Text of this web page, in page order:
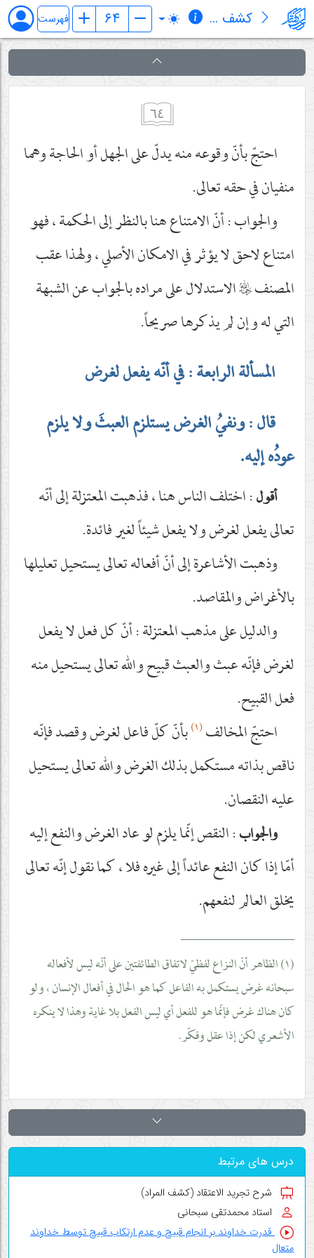
کشف المراد في شرح تجرید الإعتقاد (قسم الإلهیات) فهرست
٦٤
احتجّ بأنّ وقوعه منه يدلّ على الجهل أو الحاجة وهما
منفيان في حقه تعالى.
والجواب : أنّ الامتناع هنا بالنظر إلى الحكمة ، فهو
امتناع لاحق لا يؤثر في الامكان الأصلي ، ولهذا عقب
المصنفرحمه‌اللهالاستدلال على مراده بالجواب عن الشبهة
التي له وإن لم يذكرها صريحاً.
المسألة الرابعة : في أنّه يفعل لغرض
قال : ونفيُ الغرض يستلزم العبثَ ولا يلزم
عودُه إليه.
أقول: اختلف الناس هنا ، فذهبت المعتزلة إلى أنّه
تعالى يفعل لغرض ولا يفعل شيئاً لغير فائدة.
وذهبت الأشاعرة إلى أنّ أفعاله تعالى يستحيل تعليلها
بالأغراض والمقاصد.
والدليل على مذهب المعتزلة : أنّ كل فعل لا يفعل
لغرض فإنّه عبث والعبث قبيح والله تعالى يستحيل منه
فعل القبيح.
احتجّ المخالف(١) بأنّ كلّ فاعل لغرض وقصد فإنّه
ناقص بذاته مستكمل بذلك الغرض والله تعالى يستحيل
عليه النقصان.
والجواب: النقص إنّما يلزم لو عاد الغرض والنفع إليه
أمّا إذا كان النفع عائداً إلى غيره فلا ، كما نقول إنّه تعالى
يخلق العالم لنفعهم.
__________________
(١) الظاهر أنّ النزاع لفظيّ لاتفاق الطائفتين على أنّه ليس لأفعاله
سبحانه غرض يستكمل به الفاعل كما هو الحال في أفعال الإنسان ، ولو
كان هناك غرض فإنّما هو للفعل أي ليس الفعل بلا غاية وهذا لا ينكره
الأشعري لكن إذا عقل وفكّر.
درس های مرتبط
شرح تجرید الاعتقاد (کشف المراد)
استاد محمدتقی سبحانی
قدرت خداوند بر انجام قبیح و عدم ارتکاب قبیح توسط خداوند
متعال